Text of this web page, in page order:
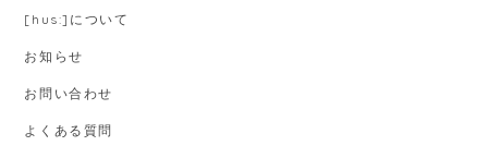
[hus:]について
お知らせ
お問い合わせ
よくある質問